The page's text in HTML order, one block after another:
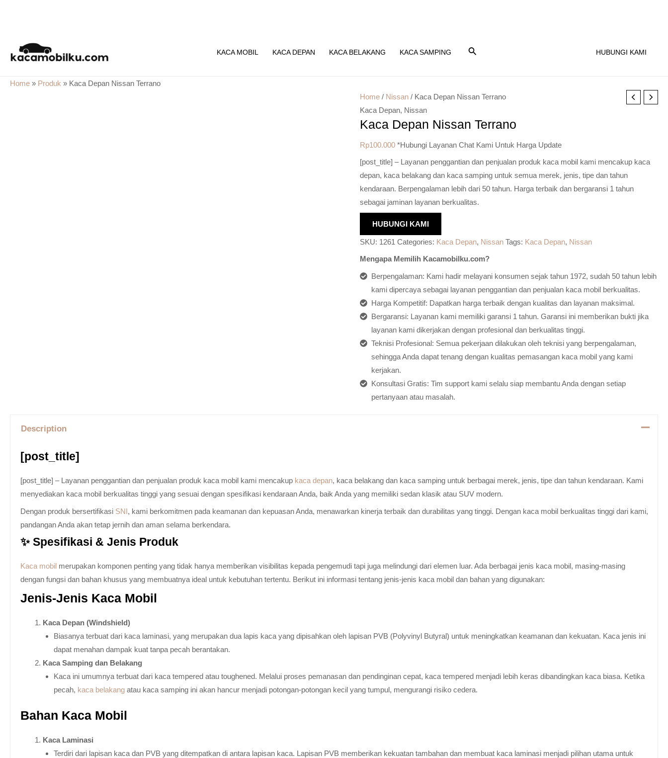
content
KACA MOBIL KACA DEPAN KACA BELAKANG KACA SAMPING HUBUNGI KAMI
Home » Produk » Kaca Depan Nissan Terrano
Home / Nissan / Kaca Depan Nissan Terrano
Kaca Depan, Nissan
Kaca Depan Nissan Terrano
Rp100.000 *Hubungi Layanan Chat Kami Untuk Harga Update
[post_title] – Layanan penggantian dan penjualan produk kaca mobil kami mencakup kaca
depan, kaca belakang dan kaca samping untuk semua merek, jenis, tipe dan tahun
kendaraan. Berpengalaman lebih dari 50 tahun. Harga terbaik dan bergaransi 1 tahun
sebagai jaminan layanan berkualitas.
HUBUNGI KAMI
SKU: 1261 Categories: Kaca Depan, Nissan Tags: Kaca Depan, Nissan
Mengapa Memilih Kacamobilku.com?
Berpengalaman: Kami hadir melayani konsumen sejak tahun 1972, sudah 50 tahun lebih
kami dipercaya sebagai layanan penggantian dan penjualan kaca mobil berkualitas.
Harga Kompetitif: Dapatkan harga terbaik dengan kualitas dan layanan maksimal.
Bergaransi: Layanan kami memiliki garansi 1 tahun. Garansi ini memberikan bukti jika
layanan kami dikerjakan dengan profesional dan berkualitas tinggi.
Teknisi Profesional: Semua pekerjaan dilakukan oleh teknisi yang berpengalaman,
sehingga Anda dapat tenang dengan kualitas pemasangan kaca mobil yang kami
kerjakan.
Konsultasi Gratis: Tim support kami selalu siap membantu Anda dengan setiap
pertanyaan atau masalah.
Description
[post_title]
[post_title] – Layanan penggantian dan penjualan produk kaca mobil kami mencakup kaca depan, kaca belakang dan kaca samping untuk berbagai merek, jenis, tipe dan tahun kendaraan. Kami
menyediakan kaca mobil berkualitas tinggi yang sesuai dengan spesifikasi kendaraan Anda, baik Anda yang memiliki sedan klasik atau SUV modern.
Dengan produk bersertifikasi SNI, kami berkomitmen pada keamanan dan kepuasan Anda, menawarkan kinerja terbaik dan durabilitas yang tinggi. Dengan kaca mobil berkualitas tinggi dari kami,
pandangan Anda akan tetap jernih dan aman selama berkendara.
✨ Spesifikasi & Jenis Produk
Kaca mobilmerupakan komponen penting yang tidak hanya memberikan visibilitas kepada pengemudi tapi juga melindungi dari elemen luar. Ada berbagai jenis kaca mobil, masing-masing
dengan fungsi dan bahan khusus yang membuatnya ideal untuk kebutuhan tertentu. Berikut ini informasi tentang jenis-jenis kaca mobil dan bahan yang digunakan:
Jenis-Jenis Kaca Mobil
Kaca Depan (Windshield)
Biasanya terbuat dari kaca laminasi, yang merupakan dua lapis kaca yang dipisahkan oleh lapisan PVB (Polyvinyl Butyral) untuk meningkatkan keamanan dan kekuatan. Kaca jenis ini
dapat menahan dampak kuat tanpa pecah berantakan.
Kaca Samping dan Belakang
Kaca ini umumnya terbuat dari kaca tempered atau toughened. Melalui proses pemanasan dan pendinginan cepat, kaca tempered menjadi lebih keras dibandingkan kaca biasa. Ketika
pecah, kaca belakang atau kaca samping ini akan hancur menjadi potongan-potongan kecil yang tumpul, mengurangi risiko cedera.
Bahan Kaca Mobil
Kaca Laminasi
Terdiri dari lapisan kaca dan PVB yang ditempatkan di antara lapisan kaca. Lapisan PVB memberikan kekuatan tambahan dan membuat kaca laminasi menjadi pilihan utama untuk